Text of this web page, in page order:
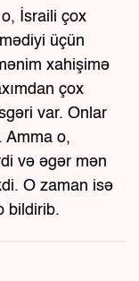
o, İsraili çox
üçün
xahişimə
çox
var. Onlar
Amma o,
və əgər mən
O zaman isə
bildirib.